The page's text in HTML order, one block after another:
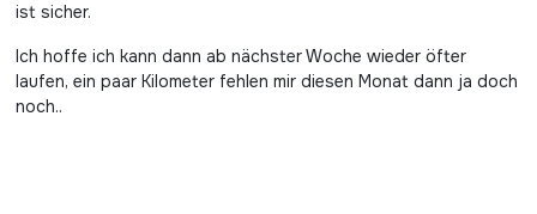
ist sicher.
Ich hoffe ich kann dann ab nächster Woche wieder öfter
laufen, ein paar Kilometer fehlen mir diesen Monat dann ja doch
noch..